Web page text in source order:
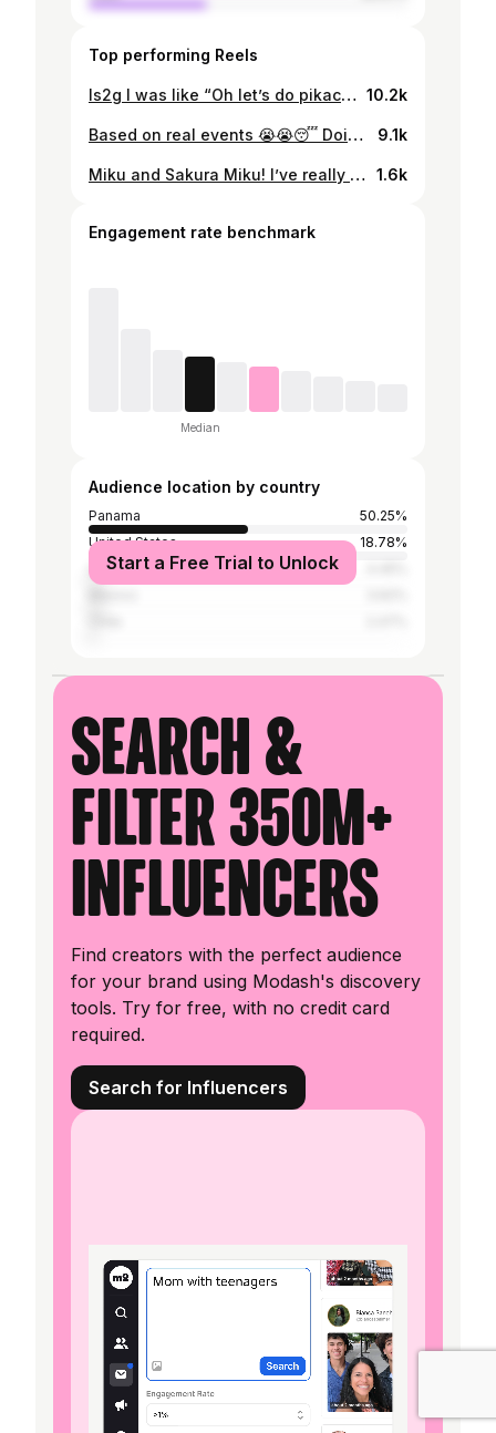
Top performing Reels
Is2g I was like “Oh let’s do pikachu, there’s nothing more basic than that” *this artwork happens* I like how it came out and to be honest for being my first artwork with this new tablet I got I’m pretty happy with how it came out! ✨❤️ The concept for this piece came from the intro for Pokémon Yellow! ✨❤️ I wanted to make a pikachu drawing for some time now and I’ve been wanting to make some print designs so I hope you look up to that ✨ I still got a lot to learn regarding this tablet but this is a nice start ✨❤️ #art #illustration #drawing #draw #envywear #picture #artist #sketch #sketchbook #paper #pen #pencil #artsy #instaart #beautiful #instagood #gallery #masterpiece #creative #photooftheday #instaartist #graphic #graphics #artoftheday #beautiful #abstracto #pikachu #pokemon #pokemonfanart #pokemongen1 10.2k
Based on real events 😭😭😴 Doing art is so much fun but so tiring in the end 🫠💞 Specially if you work consistently because you get hyped to draw and you want to keep that discipline 😩 This is basically a teaser for tomorrows post so see you tomorrow for the HD Release! ✨❤️ #art #illustration #drawing #draw #envywear #picture #artist #sketch #sketchbook #paper #pen #pencil #artsy #instaart #beautiful #instagood #gallery #masterpiece #creative #photooftheday #instaartist #graphic #graphics #artoftheday #beautiful #pokefanart #eevee #eeveelutions #pokemon 9.1k
Miku and Sakura Miku! I’ve really enjoyed making Miku in chibi form❤️✨ Miku is so special to me and I love making high quality art of her because she deserves it ❤️ Please let me know if you would like to see Rin and Len next! ❤️ #art #illustration #drawing #draw #envywear #picture #artist #sketch #sketchbook #paper #pen #pencil #artsy #instaart #beautiful #instagood #gallery #masterpiece #creative #photooftheday #instaartist #graphic #graphics #artoftheday #beautiful #hatsunemiku #miku #mikufan #mikufanart #sakuramiku #vocaloid 1.6k
Engagement rate benchmark
Median
Audience location by country
Panama
50.25%
United States
18.78%
United Kingdom
Start a Free Trial to Unlock
Search &
filter 350M+
influencers
Find creators with the perfect audience
for your brand using Modash's discovery
tools. Try for free, with no credit card
required.
Search for Influencers